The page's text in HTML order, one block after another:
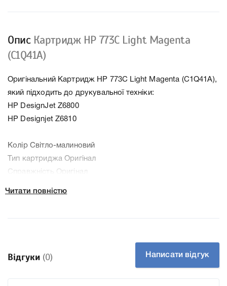
Опис Картридж HP 773C Light Magenta
(C1Q41A)
Оригінальний Картридж HP 773C Light Magenta (C1Q41A),
який підходить до друкувальної техніки:
HP DesignJet Z6800
HP Designjet Z6810
Колір Світло-малиновий
Тип картриджа Оригінал
Справжність Оригінал
До Картридж HP 773C Light Magenta (C1Q41A) ми
підготували докладні характеристики, список
друкувальної техніки, до якого підходить Картридж HP
Читати повністю
Відгуки (0) Написати відгук